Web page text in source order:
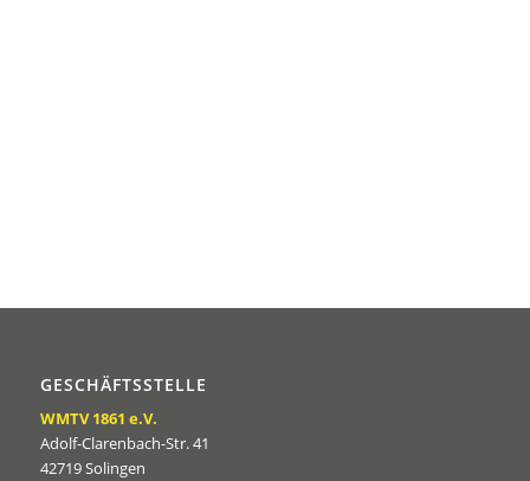
GESCHÄFTSSTELLE
WMTV 1861 e.V.
Adolf-Clarenbach-Str. 41
42719 Solingen